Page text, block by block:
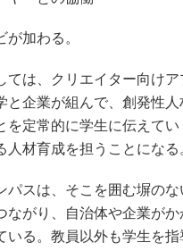
加わる。
は、クリエイター向け
と企業が組んで、創発性
を定常的に学生に伝えて
人材育成を担うことになる
スは、そこを囲む塀の
ながり、自治体や企業が
いる。教員以外も学生を